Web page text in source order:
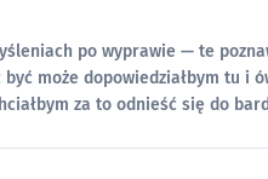
po wyprawie — te
może dopowiedziałbym tu i
za to odnieść się do